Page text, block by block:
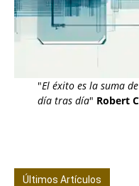
"El éxito es la suma
día tras día" Robert
Últimos Artículos